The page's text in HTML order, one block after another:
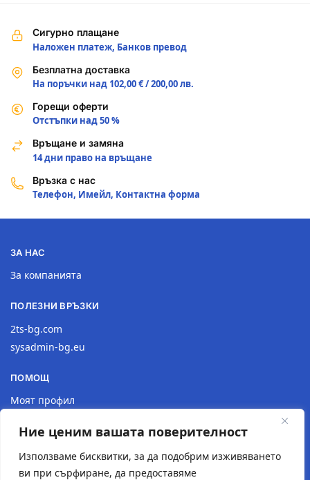
Ние ценим вашата поверителност
Използваме бисквитки, за да подобрим изживяването
ви при сърфиране, да предоставяме
Сигурно плащане
Наложен платеж, Банков превод
Безплатна доставка
На поръчки над 102,00 € / 200,00 лв.
Горещи оферти
Отстъпки над 50 %
Връщане и замяна
14 дни право на връщане
Връзка с нас
Телефон, Имейл, Контактна форма
ЗА НАС
За компанията
ПОЛЕЗНИ ВРЪЗКИ
2ts-bg.com
sysadmin-bg.eu
ПОМОЩ
Моят профил
Връщане на продукт
Политика за поверителност